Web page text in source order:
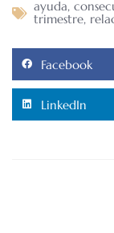
ayuda,
trimestre,
Facebook
LinkedIn